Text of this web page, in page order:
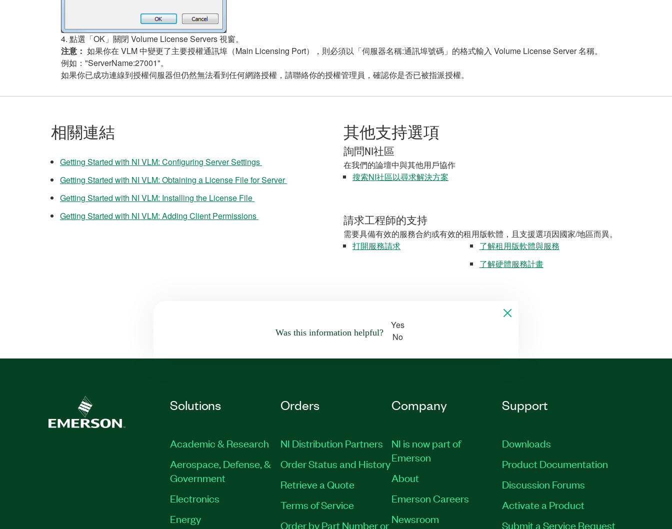
4. 點選「OK」關閉 Volume License Servers 視窗。
注意： 如果你在 VLM 中變更了主要授權通訊埠（Main Licensing Port），則必須以「伺服器名稱:通訊埠號碼」的格式輸入 Volume License Server 名稱。
例如："ServerName:27001"。
如果你已成功連線到授權伺服器但仍然無法看到任何網路授權，請聯絡你的授權管理員，確認你是否已被指派授權。
相關連結
Getting Started with NI VLM: Configuring Server Settings
Getting Started with NI VLM: Obtaining a License File for Server
Getting Started with NI VLM: Installing the License File
Getting Started with NI VLM: Adding Client Permissions
其他支持選項
詢問NI社區
在我們的論壇中與其他用戶協作
搜索NI社區以尋求解決方案
請求工程師的支持
需要具備有效的服務合約或有效的租用版軟體，且支援選項因國家/地區而異。
打開服務請求
了解租用版軟體與服務
了解硬體服務計畫
Was this information helpful?
Yes
No
Solutions
Academic & Research
Aerospace, Defense, &
Government
Electronics
Energy
Orders
NI Distribution Partners
Order Status and History
Retrieve a Quote
Terms of Service
Order by Part Number or
Company
NI is now part of
Emerson
About
Emerson Careers
Newsroom
Support
Downloads
Product Documentation
Discussion Forums
Activate a Product
Submit a Service Request